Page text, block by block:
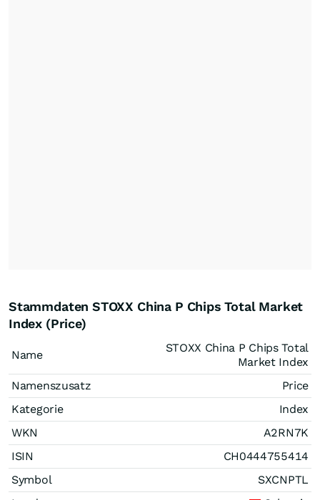
Stammdaten STOXX China P Chips Total Market
Index (Price)
Name
STOXX China P Chips Total
Market Index
Namenszusatz
Price
Kategorie
Index
WKN
A2RN7K
ISIN
CH0444755414
Symbol
SXCNPTL